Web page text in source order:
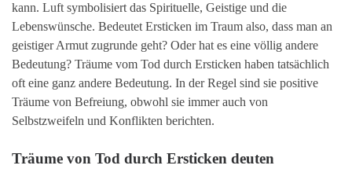
kann. Luft symbolisiert das Spirituelle, Geistige und die
Lebenswünsche. Bedeutet Ersticken im Traum also, dass man an
geistiger Armut zugrunde geht? Oder hat es eine völlig andere
Bedeutung? Träume vom Tod durch Ersticken haben tatsächlich
oft eine ganz andere Bedeutung. In der Regel sind sie positive
Träume von Befreiung, obwohl sie immer auch von
Selbstzweifeln und Konflikten berichten.
Träume von Tod durch Ersticken deuten